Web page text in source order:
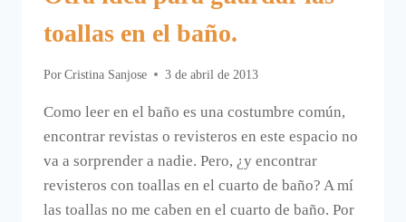
toallas en el baño.
Por Cristina Sanjose 3 de abril de 2013
Como leer en el baño es una costumbre común,
encontrar revistas o revisteros en este espacio no
va a sorprender a nadie. Pero, ¿y encontrar
revisteros con toallas en el cuarto de baño? A mí
las toallas no me caben en el cuarto de baño. Por